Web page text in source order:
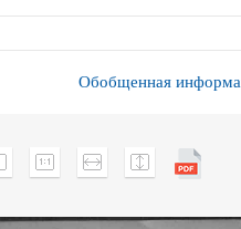
Обобщенная